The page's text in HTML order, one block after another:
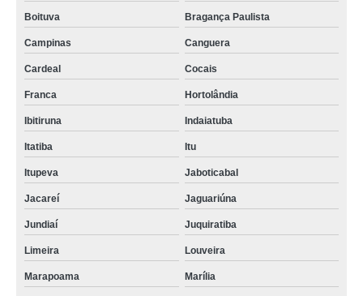
Boituva Bragança Paulista
Campinas Canguera
Cardeal Cocais
Franca Hortolândia
Ibitiruna Indaiatuba
Itatiba Itu
Itupeva Jaboticabal
Jacareí Jaguariúna
Jundiaí Juquiratiba
Limeira Louveira
Marapoama Marília